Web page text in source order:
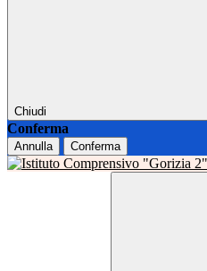
Chiudi
Conferma
Annulla Conferma